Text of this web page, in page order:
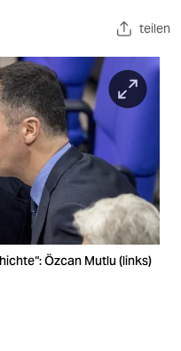
teilen
Özcan Mutlu (links)